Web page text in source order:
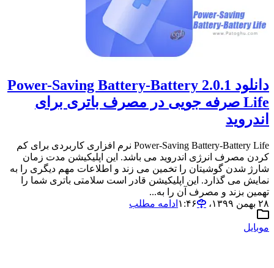
دانلود 2.0.1 Power-Saving Battery-Battery
Life صرفه جویی در مصرف باتری برای
اندروید
Power-Saving Battery-Battery Life نرم افزاری کاربردی برای کم
کردن مصرف انرژی اندروید می باشد. این اپلیکیشن مدت زمان
شارژ شدن گوشیتان را تخمین می زند و اطلاعات مهم دیگری را به
نمایش می گذارد. این اپلیکیشن قادر است سلامتی باتری شما را
تهمین بزند و مصرف آن را به...
۲۸ بهمن ۱۳۹۹،‏ ۱:۴۶
ادامه مطلب
موبایل